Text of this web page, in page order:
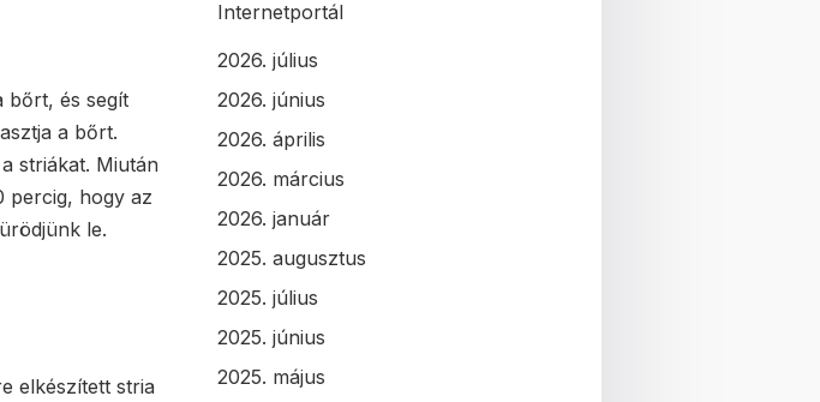
bőrt, és segít
a bőrt.
striákat. Miután
percig, hogy az
le.
elkészített stria
Internetportál
2026. július
2026. június
2026. április
2026. március
2026. január
2025. augusztus
2025. július
2025. június
2025. május